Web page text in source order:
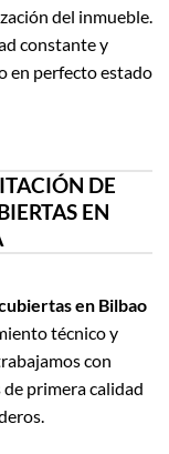
del inmueble.
constante y
en perfecto estado
DE
EN
en Bilbao
técnico y
con
primera calidad